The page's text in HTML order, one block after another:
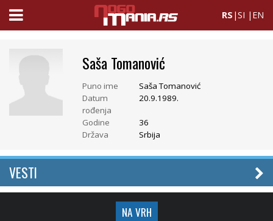
RS |SI | EN
Saša Tomanović
Puno ime
Saša Tomanović
Datum
rođenja
20.9.1989.
Godine
36
Država
Srbija
VESTI
NA VRH